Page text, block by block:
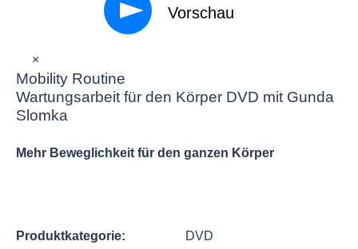
Vorschau
×
Mobility Routine
Wartungsarbeit für den Körper DVD mit Gunda
Slomka
Mehr Beweglichkeit für den ganzen Körper
Produktkategorie:
DVD